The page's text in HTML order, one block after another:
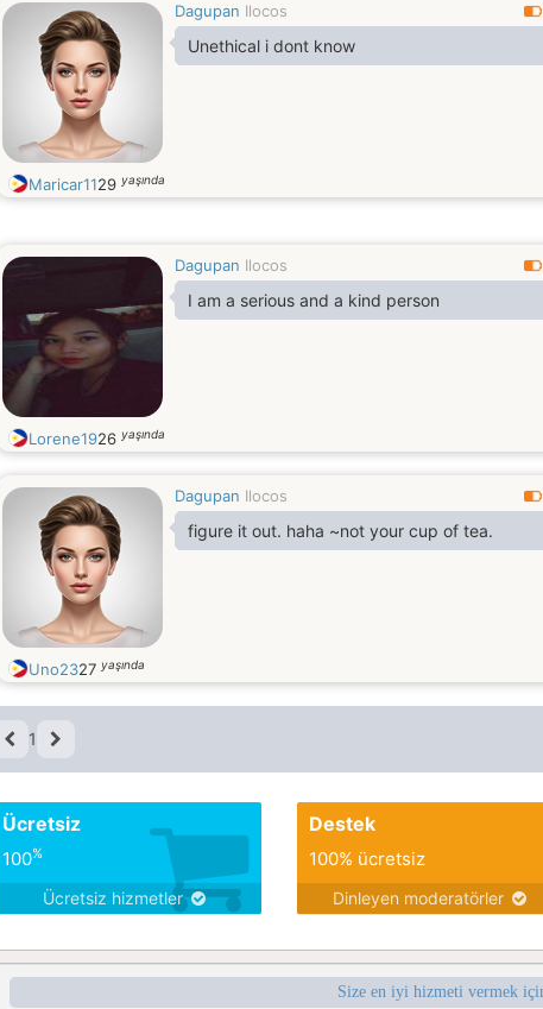
Dagupan Ilocos
Unethical i dont know
Maricar1129 yaşında
Dagupan Ilocos
I am a serious and a kind person
Lorene1926 yaşında
Dagupan Ilocos
figure it out. haha ~not your cup of tea.
Uno2327 yaşında
1
Ücretsiz
100%
Ücretsiz hizmetler
Destek
100% ücretsiz
Dinleyen moderatörler
Size en iyi hizmeti vermek